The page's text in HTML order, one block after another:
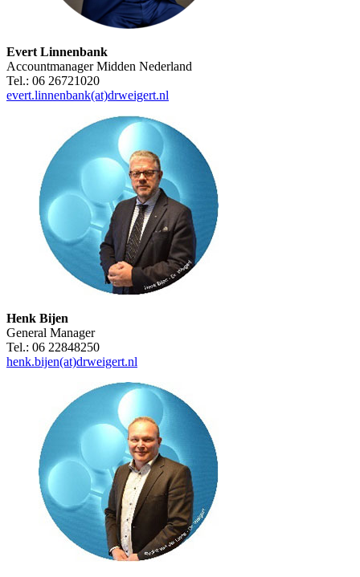
Evert Linnenbank
Accountmanager Midden Nederland
Tel.: 06 26721020
evert.linnenbank(at)drweigert.nl
Henk Bijen
General Manager
Tel.: 06 22848250
henk.bijen(at)drweigert.nl